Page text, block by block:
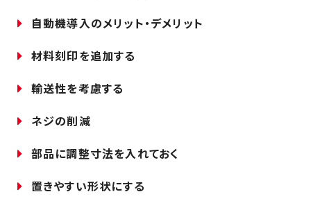
自動機導入のメリット・デメリット
材料刻印を追加する
輸送性を考慮する
ネジの削減
部品に調整寸法を入れておく
置きやすい形状にする